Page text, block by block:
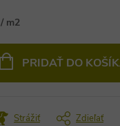
/ m2
PRIDAŤ DO
Strážiť Zdieľať